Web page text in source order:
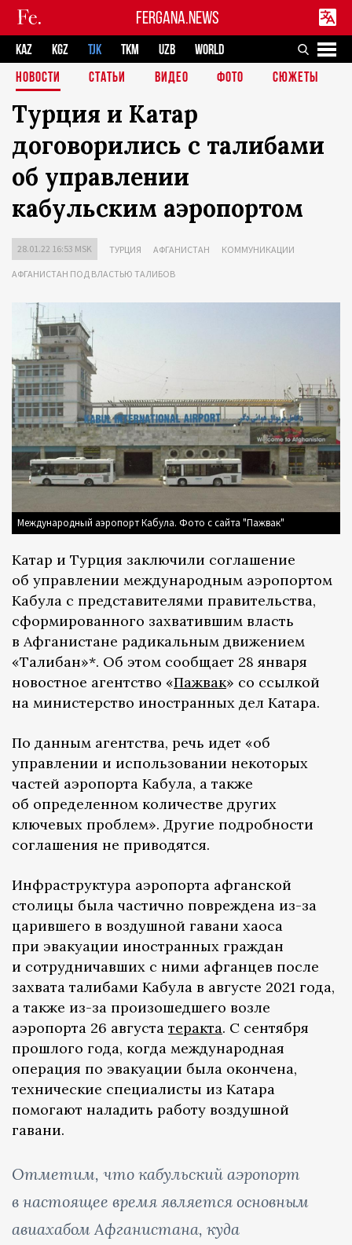
FERGANA.NEWS
KAZ KGZ TJK TKM UZB
WORLD
НОВОСТИ
СТАТЬИ ВИДЕО ФОТО СЮЖЕТЫ
Турция и Катар
договорились с талибами
об управлении
кабульским аэропортом
28.01.22 16:53 MSK ТУРЦИЯ АФГАНИСТАН КОММУНИКАЦИИ
АФГАНИСТАН ПОД ВЛАСТЬЮ ТАЛИБОВ
Международный аэропорт Кабула. Фото с сайта "Пажвак"
Катар и Турция заключили соглашение
об управлении международным аэропортом
Кабула с представителями правительства,
сформированного захватившим власть
в Афганистане радикальным движением
«Талибан»*. Об этом сообщает 28 января
новостное агентство «Пажвак» со ссылкой
на министерство иностранных дел Катара.
По данным агентства, речь идет «об
управлении и использовании некоторых
частей аэропорта Кабула, а также
об определенном количестве других
ключевых проблем». Другие подробности
соглашения не приводятся.
Инфраструктура аэропорта афганской
столицы была частично повреждена из-за
царившего в воздушной гавани хаоса
при эвакуации иностранных граждан
и сотрудничавших с ними афганцев после
захвата талибами Кабула в августе 2021 года,
а также из-за произошедшего возле
аэропорта 26 августа теракта. С сентября
прошлого года, когда международная
операция по эвакуации была окончена,
технические специалисты из Катара
помогают наладить работу воздушной
гавани.
Отметим, что кабульский аэропорт
в настоящее время является основным
авиахабом Афганистана, куда